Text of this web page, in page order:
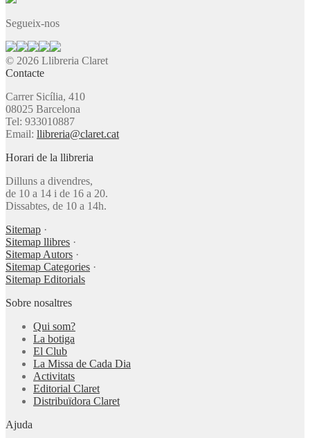
Segueix-nos
© 2026 Llibreria Claret
Contacte
Carrer Sicília, 410
08025 Barcelona
Tel: 933010887
Email: llibreria@claret.cat
Horari de la llibreria
Dilluns a divendres,
de 10 a 14 i de 16 a 20.
Dissabtes, de 10 a 14h.
Sitemap ·
Sitemap llibres ·
Sitemap Autors ·
Sitemap Categories ·
Sitemap Editorials
Sobre nosaltres
Qui som?
La botiga
El Club
La Missa de Cada Dia
Activitats
Editorial Claret
Distribuïdora Claret
Ajuda